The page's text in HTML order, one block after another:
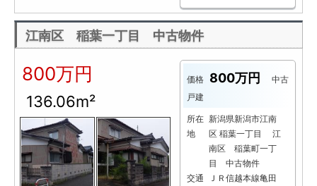
江南区 稲葉一丁目 中古物件
800万円
136.06m²
価格 800万円
中古
戸建
所在
地
新潟県新潟市江南
区 稲葉一丁目 江
南区 稲葉町一丁
目 中古物件
交通
ＪＲ信越本線亀田